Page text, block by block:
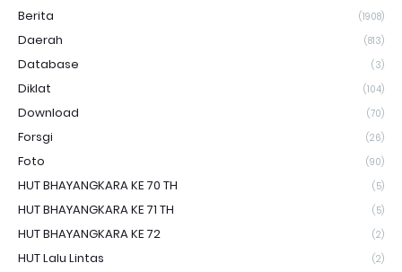
Berita (1908)
Daerah (813)
Database (3)
Diklat (104)
Download (70)
Forsgi (26)
Foto (90)
HUT BHAYANGKARA KE 70 TH (5)
HUT BHAYANGKARA KE 71 TH (5)
HUT BHAYANGKARA KE 72 (2)
HUT Lalu Lintas (2)